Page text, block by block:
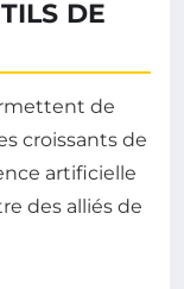
DE
de
croissants de
artificielle
des alliés de